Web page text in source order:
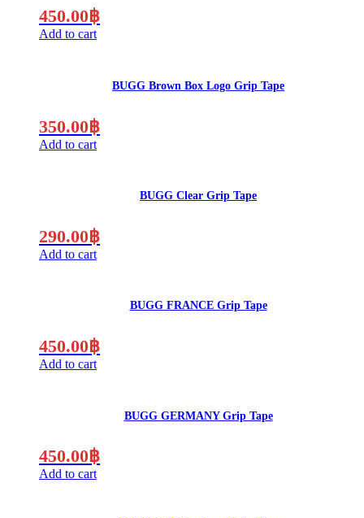
450.00฿
Add to cart
BUGG Brown Box Logo Grip Tape
350.00฿
Add to cart
BUGG Clear Grip Tape
290.00฿
Add to cart
BUGG FRANCE Grip Tape
450.00฿
Add to cart
BUGG GERMANY Grip Tape
450.00฿
Add to cart